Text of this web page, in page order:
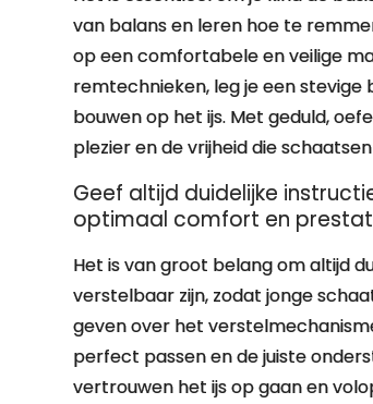
van balans en leren hoe te
op een comfortabele en veilige
remtechnieken, leg je een
bouwen op het ijs. Met geduld,
plezier en de vrijheid die
Geef altijd duidelijke
optimaal comfort en
Het is van groot belang om altijd
verstelbaar zijn, zodat jonge
geven over het
perfect passen en de juiste
vertrouwen het ijs op gaan en